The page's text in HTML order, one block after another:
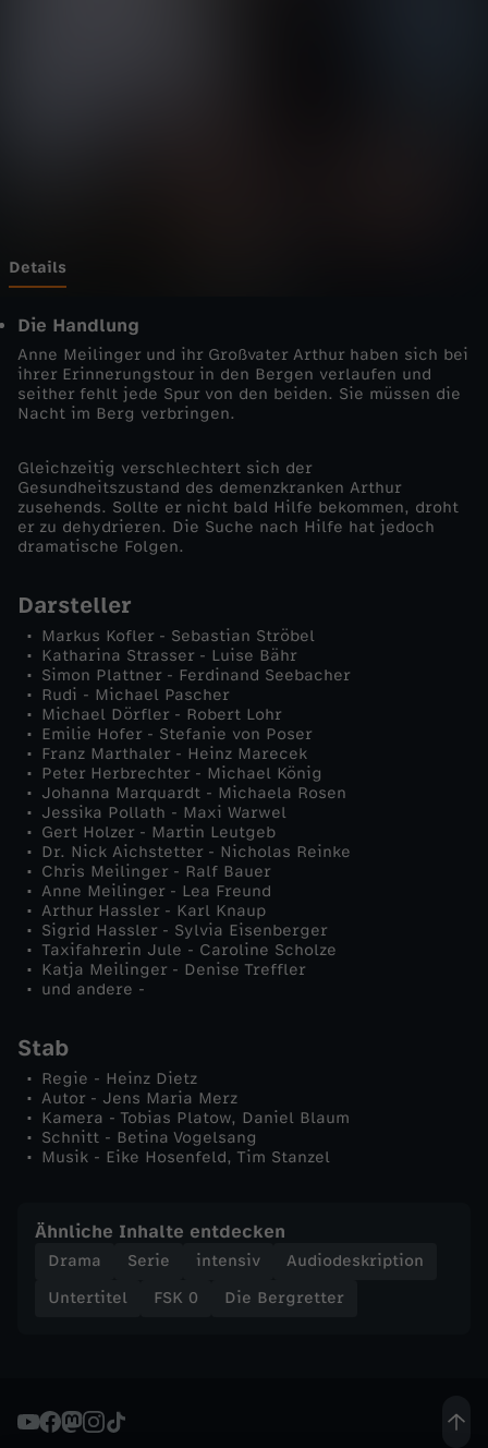
r
-
K
l
a
n
d
e
r
E
r
i
n
n
e
r
u
n
g
)
Details
Die Handlung
Anne Meilinger und ihr Großvater Arthur haben sich bei
ihrer Erinnerungstour in den Bergen verlaufen und
seither fehlt jede Spur von den beiden. Sie müssen die
Nacht im Berg verbringen.
Gleichzeitig verschlechtert sich der
Gesundheitszustand des demenzkranken Arthur
zusehends. Sollte er nicht bald Hilfe bekommen, droht
er zu dehydrieren. Die Suche nach Hilfe hat jedoch
dramatische Folgen.
Darsteller
Markus Kofler - Sebastian Ströbel
Katharina Strasser - Luise Bähr
Simon Plattner - Ferdinand Seebacher
Rudi - Michael Pascher
Michael Dörfler - Robert Lohr
Emilie Hofer - Stefanie von Poser
Franz Marthaler - Heinz Marecek
Peter Herbrechter - Michael König
Johanna Marquardt - Michaela Rosen
Jessika Pollath - Maxi Warwel
Gert Holzer - Martin Leutgeb
Dr. Nick Aichstetter - Nicholas Reinke
Chris Meilinger - Ralf Bauer
Anne Meilinger - Lea Freund
Arthur Hassler - Karl Knaup
Sigrid Hassler - Sylvia Eisenberger
Taxifahrerin Jule - Caroline Scholze
Katja Meilinger - Denise Treffler
und andere -
Stab
Regie - Heinz Dietz
Autor - Jens Maria Merz
Kamera - Tobias Platow, Daniel Blaum
Schnitt - Betina Vogelsang
Musik - Eike Hosenfeld, Tim Stanzel
Ähnliche Inhalte entdecken
Drama Serie intensiv
Audiodeskription
Untertitel
FSK 0 Die Bergretter